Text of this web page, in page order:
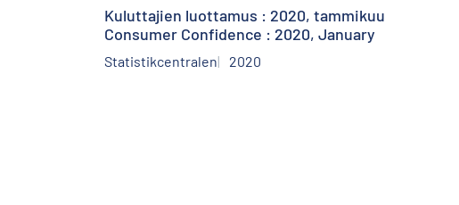
Kuluttajien luottamus : 2020, tammikuu
Consumer Confidence : 2020, January
Statistikcentralen 2020